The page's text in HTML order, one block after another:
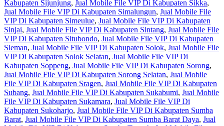
Kabupaten Sijunjung, Jual Mobile File VIP Di Kabupaten Sikka,
Jual Mobile File VIP Di Kabupaten Simalungun, Jual Mobile File
VIP Di Kabupaten Simeulue, Jual Mobile File VIP Di Kabupaten
Sinjai, Jual Mobile File VIP Di Kabupaten Sintang, Jual Mobile File
VIP Di Kabupaten Situbondo, Jual Mobile File VIP Di Kabupaten
Sleman, Jual Mobile File VIP Di Kabupaten Solok, Jual Mobile File
VIP Di Kabupaten Solok Selatan, Jual Mobile File VIP Di
Kabupaten Soppeng, Jual Mobile File VIP Di Kabupaten Sorong,
Jual Mobile File VIP Di Kabupaten Sorong Selatan, Jual Mobile
File VIP Di Kabupaten Sragen, Jual Mobile File VIP Di Kabupaten
Subang, Jual Mobile File VIP Di Kabupaten Sukabumi, Jual Mobile
File VIP Di Kabupaten Sukamara, Jual Mobile File VIP Di
Kabupaten Sukoharjo, Jual Mobile File VIP Di Kabupaten Sumba
Barat, Jual Mobile File VIP Di Kabupaten Sumba Barat Daya, Jual